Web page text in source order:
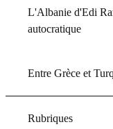
L'Albanie d'Edi
autocratique
Entre Grèce et
Rubriques